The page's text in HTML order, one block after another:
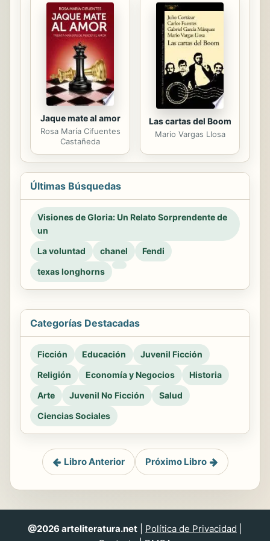
Jaque mate al amor
Rosa María Cifuentes
Castañeda
Las cartas del Boom
Mario Vargas Llosa
Últimas Búsquedas
Visiones de Gloria: Un Relato Sorprendente de
un
La voluntad
chanel
Fendi
texas longhorns
Categorías Destacadas
Ficción Educación
Juvenil Ficción
Religión
Economía y Negocios
Historia
Arte
Juvenil No Ficción
Salud
Ciencias Sociales
Libro Anterior Próximo Libro
@2026 arteliteratura.net Política de Privacidad